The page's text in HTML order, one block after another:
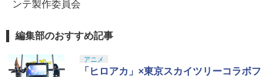
ンテ製作委員会
編集部のおすすめ記事
アニメ
「ヒロアカ」×東京スカイツリーコラボフ